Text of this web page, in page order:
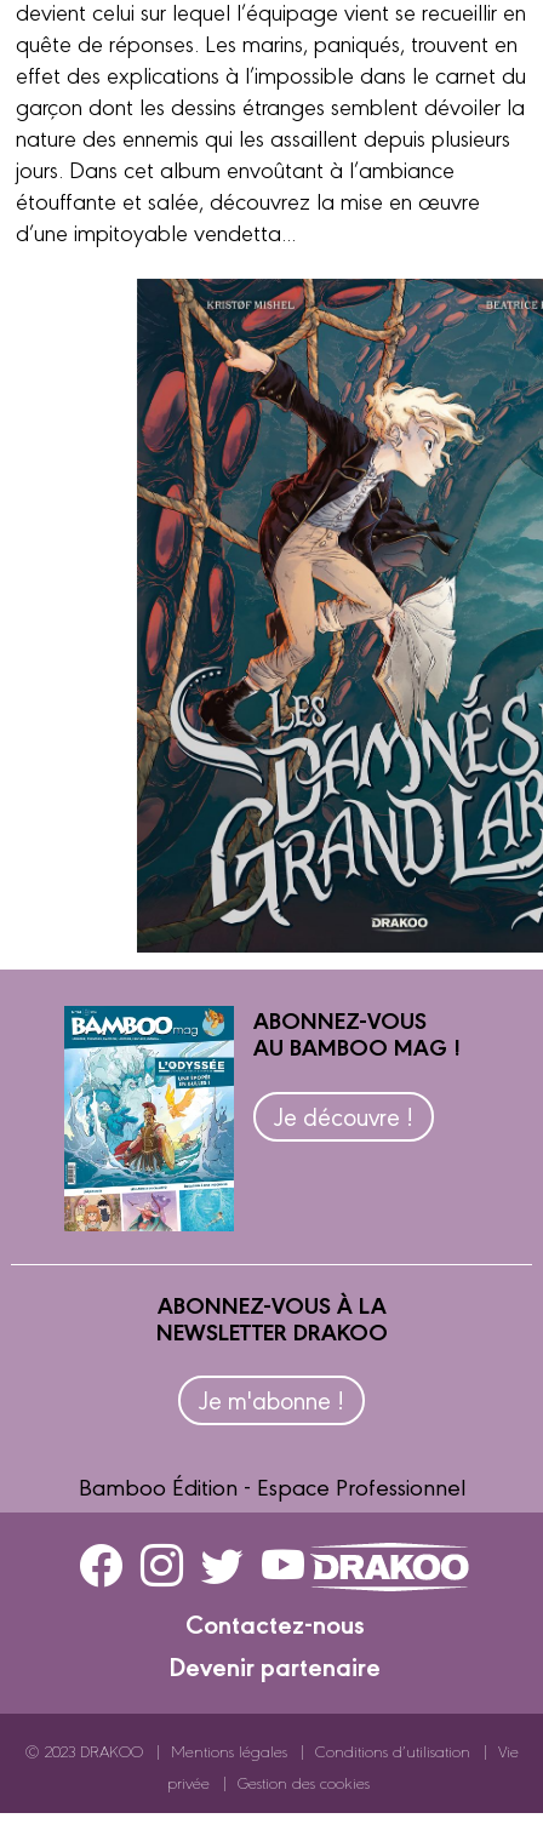
devient celui sur lequel l’équipage vient se recueillir en
quête de réponses. Les marins, paniqués, trouvent en
effet des explications à l’impossible dans le carnet du
garçon dont les dessins étranges semblent dévoiler la
nature des ennemis qui les assaillent depuis plusieurs
jours. Dans cet album envoûtant à l’ambiance
étouffante et salée, découvrez la mise en œuvre
d’une impitoyable vendetta...
ABONNEZ-VOUS
AU BAMBOO MAG !
Je découvre !
ABONNEZ-VOUS À LA
NEWSLETTER DRAKOO
Je m'abonne !
Bamboo Édition - Espace Professionnel
Contactez-nous
Devenir partenaire
© 2023 DRAKOO Mentions légales Conditions d’utilisation
Vie
privée
Gestion des cookies